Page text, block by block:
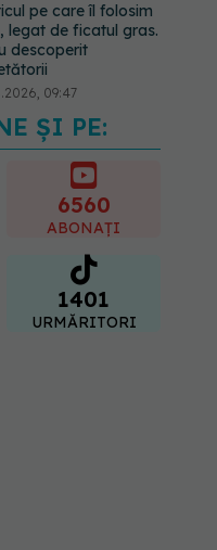
pe care îl folosim
legat de ficatul gras.
descoperit
09:47
să numărăm
ca să slăbim? Ce
în era
GLP-1
12:00
ȘI PE:
6560
ABONAȚI
1401
URMĂRITORI